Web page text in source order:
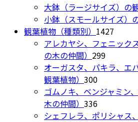
す。
オ
プ
シ
ョ
ン
は
商
品
ペ
た。
す。
の
商
大鉢（ラージサイズ）の
小鉢（スモールサイズ）
観葉植物（種類別） 1427
個
商
アレカヤシ、フェニック
の木の仲間） 299299
個
商
オーガスタ、パキラ、エ
観葉植物） 300300
個
の
商
ゴムノキ、ベンジャミン
木の仲間） 336336
個
シェフレラ、ポリシャス